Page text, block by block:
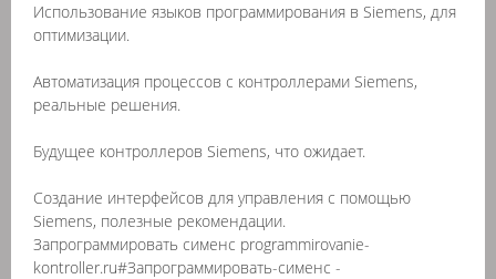
Использование языков программирования в Siemens, для
оптимизации.
Автоматизация процессов с контроллерами Siemens,
реальные решения.
Будущее контроллеров Siemens, что ожидает.
Создание интерфейсов для управления с помощью
Siemens, полезные рекомендации.
Запрограммировать сименс programmirovanie-
kontroller.ru#Запрограммировать-сименс -